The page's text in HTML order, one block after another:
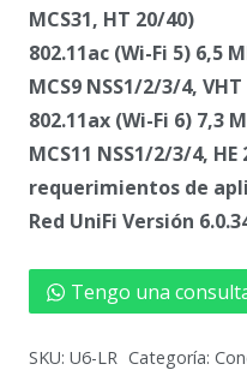
MCS31, HT 20/40)
802.11ac (Wi-Fi 5) 6,5
MCS9 NSS1/2/3/4,
802.11ax (Wi-Fi 6) 7,3
MCS11 NSS1/2/3/4,
requerimientos de
Red UniFi Versión
Tengo una
SKU: U6-LR Categoría: